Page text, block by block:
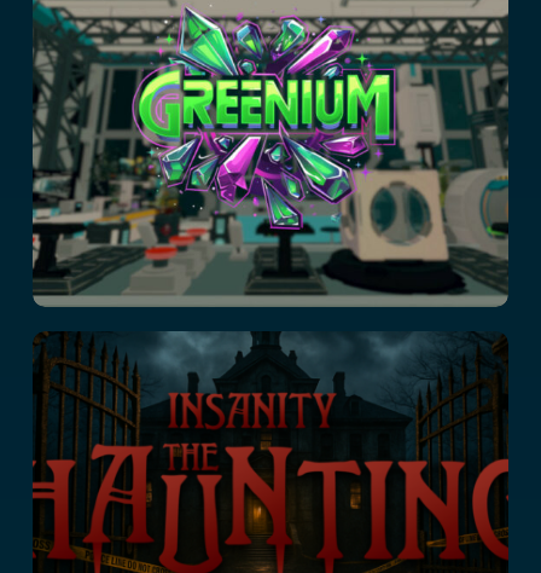
Insanity : The
Haunting